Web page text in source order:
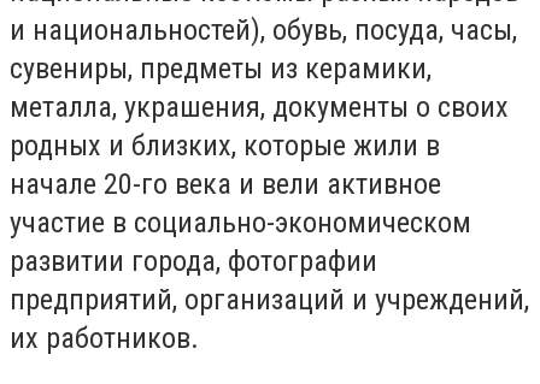
и национальностей), обувь, посуда, часы,
сувениры, предметы из керамики,
металла, украшения, документы о своих
родных и близких, которые жили в
начале 20-го века и вели активное
участие в социально-экономическом
развитии города, фотографии
предприятий, организаций и учреждений,
их работников.